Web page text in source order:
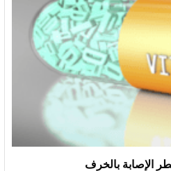
الإصابة بالخرف